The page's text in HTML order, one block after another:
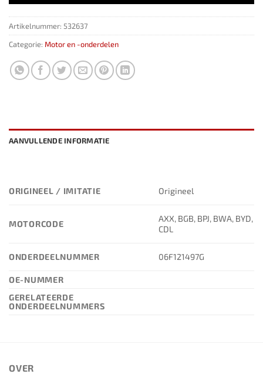
Artikelnummer: 532637
Categorie: Motor en -onderdelen
AANVULLENDE INFORMATIE
ORIGINEEL / IMITATIE Origineel
MOTORCODE
AXX, BGB, BPJ, BWA, BYD,
CDL
ONDERDEELNUMMER 06F121497G
OE-NUMMER
GERELATEERDE
ONDERDEELNUMMERS
OVER